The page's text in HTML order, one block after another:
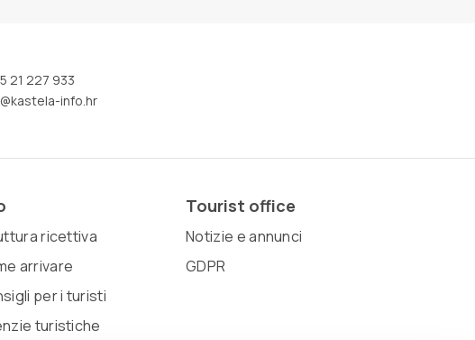
21 227 933
info.hr
ricettiva
arrivare
per i turisti
turistiche
Tourist office
Notizie e annunci
GDPR